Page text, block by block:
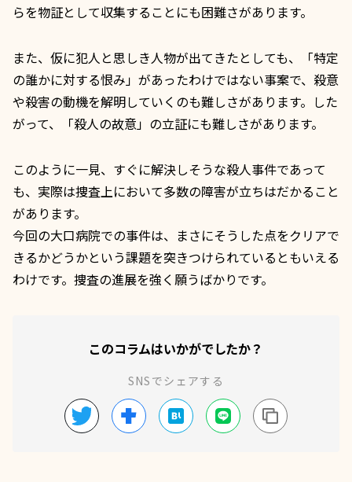
らを物証として収集することにも困難さがあります。
また、仮に犯人と思しき人物が出てきたとしても、「特定
の誰かに対する恨み」があったわけではない事案で、殺意
や殺害の動機を解明していくのも難しさがあります。した
がって、「殺人の故意」の立証にも難しさがあります。
このように一見、すぐに解決しそうな殺人事件であって
も、実際は捜査上において多数の障害が立ちはだかること
があります。
今回の大口病院での事件は、まさにそうした点をクリアで
きるかどうかという課題を突きつけられているともいえる
わけです。捜査の進展を強く願うばかりです。
このコラムはいかがでしたか？
SNSでシェアする